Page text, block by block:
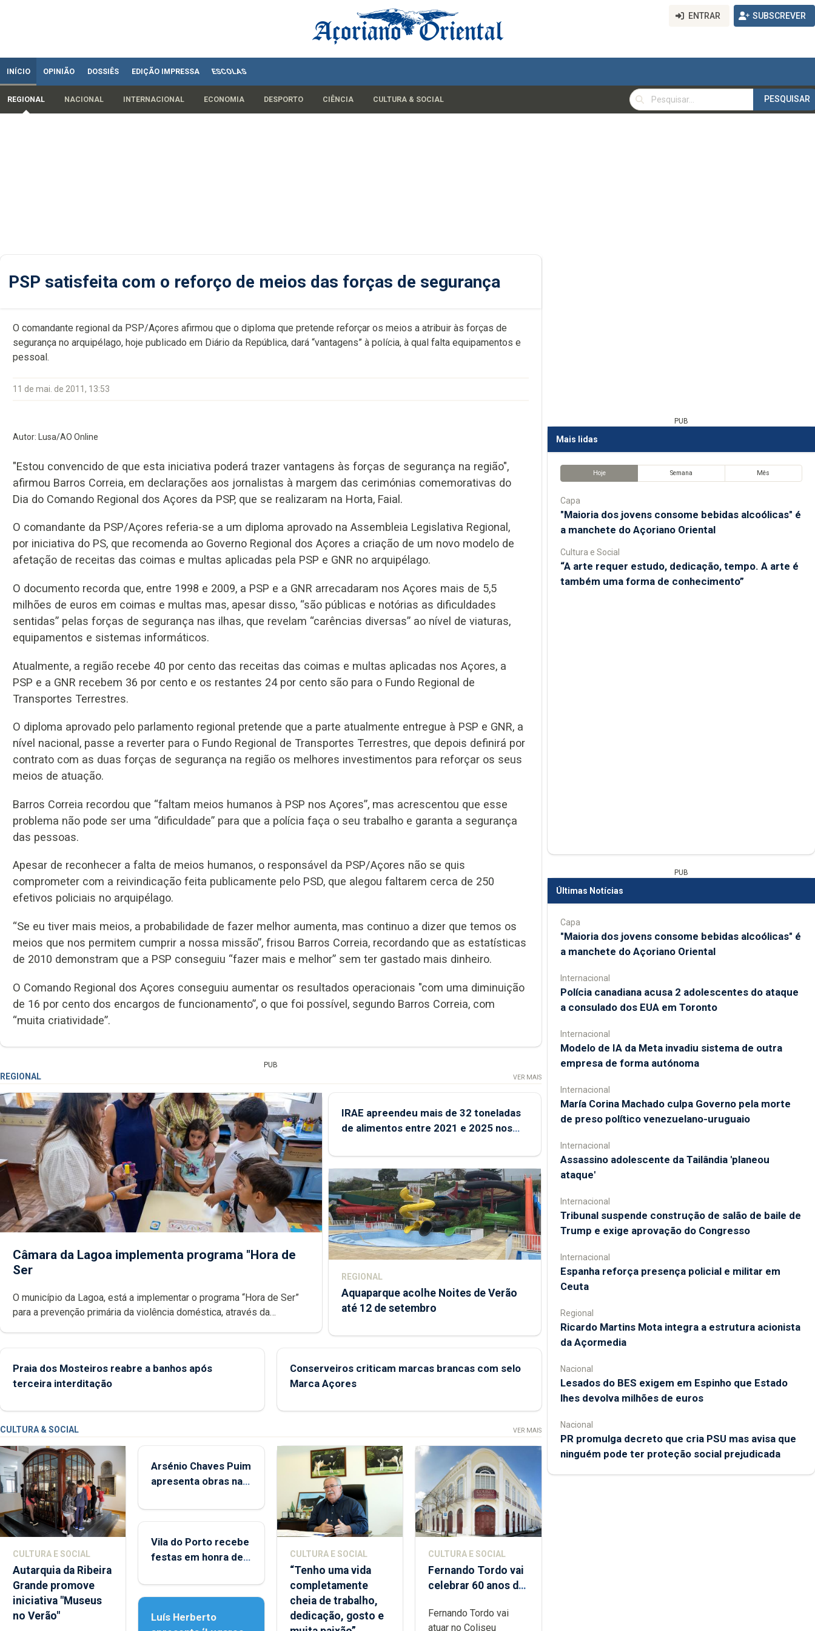
ENTRAR SUBSCREVER
INÍCIO OPINIÃO DOSSIÊS EDIÇÃO IMPRESSA ESCOLAS
REGIONAL NACIONAL INTERNACIONAL ECONOMIA DESPORTO CIÊNCIA CULTURA & SOCIAL
PESQUISAR
PESQUISAR
PSP satisfeita com o reforço de meios das forças de segurança
O comandante regional da PSP/Açores afirmou que o diploma que pretende reforçar os meios a atribuir às forças de
segurança no arquipélago, hoje publicado em Diário da República, dará “vantagens” à polícia, à qual falta equipamentos e
pessoal.
11 de mai. de 2011, 13:53
Autor: Lusa/AO Online
"Estou convencido de que esta iniciativa poderá trazer vantagens às forças de segurança na região",
afirmou Barros Correia, em declarações aos jornalistas à margem das cerimónias comemorativas do
Dia do Comando Regional dos Açores da PSP, que se realizaram na Horta, Faial.
O comandante da PSP/Açores referia-se a um diploma aprovado na Assembleia Legislativa Regional,
por iniciativa do PS, que recomenda ao Governo Regional dos Açores a criação de um novo modelo de
afetação de receitas das coimas e multas aplicadas pela PSP e GNR no arquipélago.
O documento recorda que, entre 1998 e 2009, a PSP e a GNR arrecadaram nos Açores mais de 5,5
milhões de euros em coimas e multas mas, apesar disso, “são públicas e notórias as dificuldades
sentidas” pelas forças de segurança nas ilhas, que revelam “carências diversas” ao nível de viaturas,
equipamentos e sistemas informáticos.
Atualmente, a região recebe 40 por cento das receitas das coimas e multas aplicadas nos Açores, a
PSP e a GNR recebem 36 por cento e os restantes 24 por cento são para o Fundo Regional de
Transportes Terrestres.
O diploma aprovado pelo parlamento regional pretende que a parte atualmente entregue à PSP e GNR, a
nível nacional, passe a reverter para o Fundo Regional de Transportes Terrestres, que depois definirá por
contrato com as duas forças de segurança na região os melhores investimentos para reforçar os seus
meios de atuação.
Barros Correia recordou que “faltam meios humanos à PSP nos Açores”, mas acrescentou que esse
problema não pode ser uma “dificuldade” para que a polícia faça o seu trabalho e garanta a segurança
das pessoas.
Apesar de reconhecer a falta de meios humanos, o responsável da PSP/Açores não se quis
comprometer com a reivindicação feita publicamente pelo PSD, que alegou faltarem cerca de 250
efetivos policiais no arquipélago.
“Se eu tiver mais meios, a probabilidade de fazer melhor aumenta, mas continuo a dizer que temos os
meios que nos permitem cumprir a nossa missão”, frisou Barros Correia, recordando que as estatísticas
de 2010 demonstram que a PSP conseguiu “fazer mais e melhor” sem ter gastado mais dinheiro.
O Comando Regional dos Açores conseguiu aumentar os resultados operacionais "com uma diminuição
de 16 por cento dos encargos de funcionamento”, o que foi possível, segundo Barros Correia, com
“muita criatividade”.
PUB
REGIONAL VER MAIS
Câmara da Lagoa implementa programa "Hora de
Ser
O município da Lagoa, está a implementar o programa “Hora de Ser”
para a prevenção primária da violência doméstica, através da
IRAE apreendeu mais de 32 toneladas
de alimentos entre 2021 e 2025 nos
REGIONAL
Aquaparque acolhe Noites de Verão
até 12 de setembro
Praia dos Mosteiros reabre a banhos após
terceira interditação
Conserveiros criticam marcas brancas com selo
Marca Açores
CULTURA & SOCIAL VER MAIS
CULTURA E SOCIAL
Autarquia da Ribeira
Grande promove
iniciativa "Museus
no Verão"
Arsénio Chaves Puim
apresenta obras na
Porto
Vila do Porto recebe
festas em honra de
Assunção
Luís Herberto
CULTURA E SOCIAL
“Tenho uma vida
completamente
cheia de trabalho,
dedicação, gosto e
CULTURA E SOCIAL
Fernando Tordo vai
celebrar 60 anos de
Micaelense
Fernando Tordo vai
atuar no Coliseu
PUB
Mais lidas
Hoje Semana Mês
Capa
"Maioria dos jovens consome bebidas alcoólicas" é
a manchete do Açoriano Oriental
Cultura e Social
“A arte requer estudo, dedicação, tempo. A arte é
também uma forma de conhecimento”
PUB
Últimas Notícias
Capa
"Maioria dos jovens consome bebidas alcoólicas" é
a manchete do Açoriano Oriental
Internacional
Polícia canadiana acusa 2 adolescentes do ataque
a consulado dos EUA em Toronto
Internacional
Modelo de IA da Meta invadiu sistema de outra
empresa de forma autónoma
Internacional
María Corina Machado culpa Governo pela morte
de preso político venezuelano-uruguaio
Internacional
Assassino adolescente da Tailândia 'planeou
ataque'
Internacional
Tribunal suspende construção de salão de baile de
Trump e exige aprovação do Congresso
Internacional
Espanha reforça presença policial e militar em
Ceuta
Regional
Ricardo Martins Mota integra a estrutura acionista
da Açormedia
Nacional
Lesados do BES exigem em Espinho que Estado
lhes devolva milhões de euros
Nacional
PR promulga decreto que cria PSU mas avisa que
ninguém pode ter proteção social prejudicada